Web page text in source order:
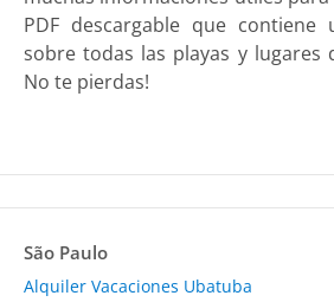
PDF descargable que contiene
sobre todas las playas y lugares
No te pierdas!
São Paulo
Alquiler Vacaciones Ubatuba